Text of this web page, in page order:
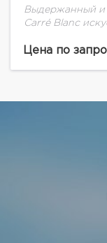
Выдержанный и
Carré Blanc
кварталу с
Цена по